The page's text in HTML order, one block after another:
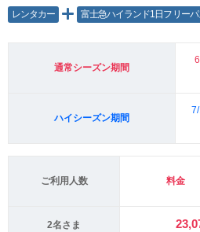
レンタカー 富士急ハイランド1日フリーパ
通常シーズン期間
ハイシーズン期間
ご利用人数 料金
2名さま